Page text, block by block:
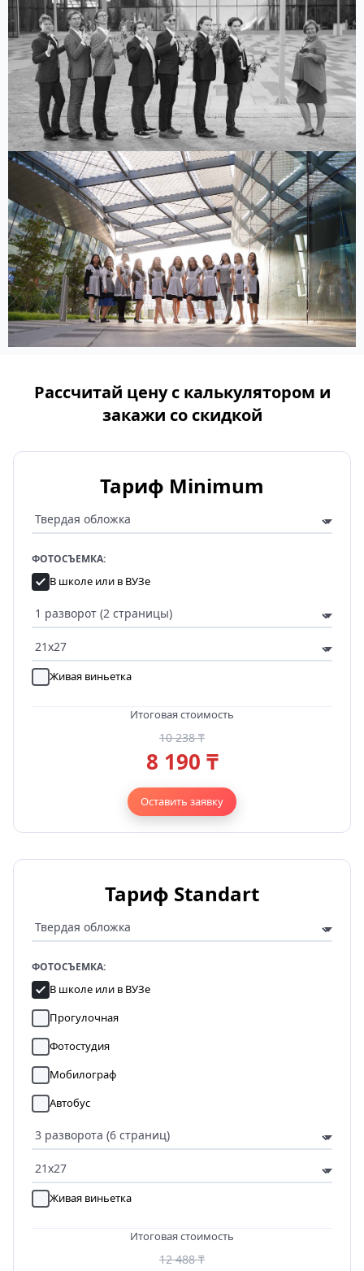
Рассчитай цену с калькулятором и
закажи со скидкой
Тариф Minimum
ФОТОСЪЕМКА:
В школе или в ВУЗе
Живая виньетка
Итоговая стоимость
10 238 ₸
8 190 ₸
Оставить заявку
Тариф Standart
ФОТОСЪЕМКА:
В школе или в ВУЗе
Прогулочная
Фотостудия
Мобилограф
Автобус
Живая виньетка
Итоговая стоимость
12 488 ₸